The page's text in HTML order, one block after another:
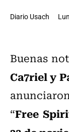
Diario Usach
Buenas
Ca7riel y
“Free